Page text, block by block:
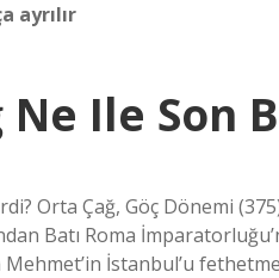
ayrılır
Ne Ile Son
Orta Çağ, Göç Dönemi
Batı Roma
İstanbul’u